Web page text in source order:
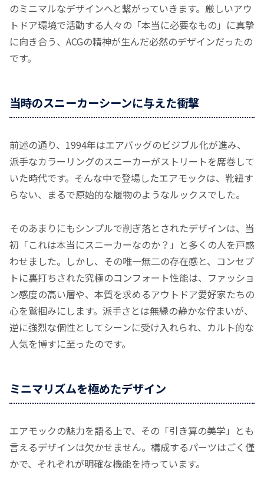
のミニマルなデザインへと繋がっていきます。厳しいアウ
トドア環境で活動する人々の「本当に必要なもの」に真摯
に向き合う、ACGの精神が生んだ必然のデザインだったの
です。
当時のスニーカーシーンに与えた衝撃
前述の通り、1994年はエアバッグのビジブル化が進み、
派手なカラーリングのスニーカーがストリートを席巻して
いた時代です。そんな中で登場したエアモックは、靴紐す
らない、まるで原始的な履物のようなルックスでした。
そのあまりにもシンプルで削ぎ落とされたデザインは、当
初「これは本当にスニーカーなのか？」と多くの人を戸惑
わせました。しかし、その唯一無二の存在感と、コンセプ
トに裏打ちされた究極のコンフォート性能は、ファッショ
ン感度の高い層や、本質を求めるアウトドア愛好家たちの
心を鷲掴みにします。派手さとは無縁の静かな佇まいが、
逆に強烈な個性としてシーンに受け入れられ、カルト的な
人気を博すに至ったのです。
ミニマリズムを極めたデザイン
エアモックの魅力を語る上で、その「引き算の美学」とも
言えるデザインは欠かせません。構成するパーツはごく僅
かで、それぞれが明確な機能を持っています。